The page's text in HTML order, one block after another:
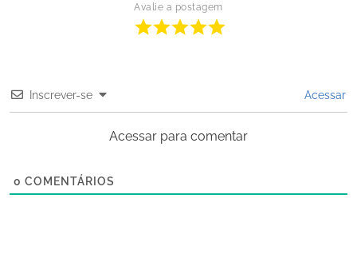
Avalie a postagem
Inscrever-se Acessar
Acessar para comentar
0 COMENTÁRIOS